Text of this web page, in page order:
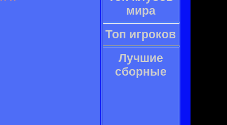
мира
Топ игроков
Лучшие
сборные